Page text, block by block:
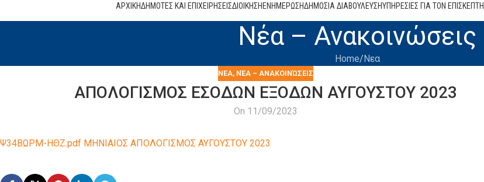
ΑΡΧΙΚΗΔΗΜΟΤΕΣ ΚΑΙ ΕΠΙΧΕΙΡΗΣΕΙΣΔΙΟΙΚΗΣΗΕΝΗΜΕΡΩΣΗΔΗΜΟΣΙΑ ΔΙΑΒΟΥΛΕΥΣΗΥΠΗΡΕΣΙΕΣ ΓΙΑ ΤΟΝ ΕΠΙΣΚΕΠΤΗ
Νέα – Ανακοινώσεις
Home Νεα
ΝΕΑ, ΝΈΑ – ΑΝΑΚΟΙΝΏΣΕΙΣ
ΑΠΟΛΟΓΙΣΜΟΣ ΕΣΟΔΩΝ ΕΞΟΔΩΝ ΑΥΓΟΥΣΤΟΥ 2023
On 11/09/2023
Ψ34ΒΩΡΜ-ΗΘΖ.pdf ΜΗΝΙΑΙΟΣ ΑΠΟΛΟΓΙΣΜΟΣ ΑΥΓΟΥΣΤΟΥ 2023